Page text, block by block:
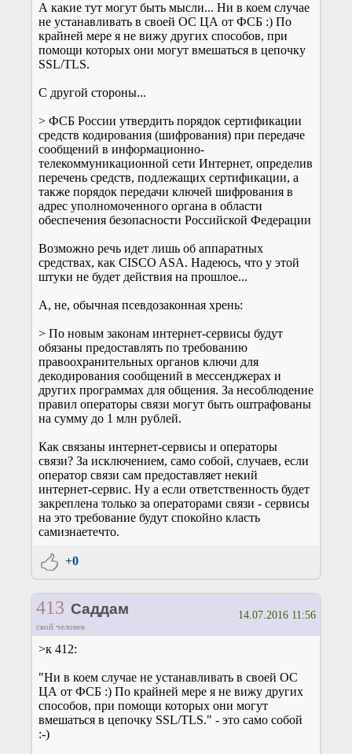
А какие тут могут быть мысли... Ни в коем случае
не устанавливать в своей ОС ЦА от ФСБ :) По
крайней мере я не вижу других способов, при
помощи которых они могут вмешаться в цепочку
SSL/TLS.
С другой стороны...
> ФСБ России утвердить порядок сертификации
средств кодирования (шифрования) при передаче
сообщений в информационно-
телекоммуникационной сети Интернет, определив
перечень средств, подлежащих сертификации, а
также порядок передачи ключей шифрования в
адрес уполномоченного органа в области
обеспечения безопасности Российской Федерации
Возможно речь идет лишь об аппаратных
средствах, как CISCO ASA. Надеюсь, что у этой
штуки не будет действия на прошлое...
А, не, обычная псевдозаконная хрень:
> По новым законам интернет-сервисы будут
обязаны предоставлять по требованию
правоохранительных органов ключи для
декодирования сообщений в мессенджерах и
других программах для общения. За несоблюдение
правил операторы связи могут быть оштрафованы
на сумму до 1 млн рублей.
Как связаны интернет-сервисы и операторы
связи? За исключением, само собой, случаев, если
оператор связи сам предоставляет некий
интернет-сервис. Ну а если ответственность будет
закреплена только за операторами связи - сервисы
на это требование будут спокойно класть
самизнаетечто.
+0
413 Саддам
свой человек
14.07.2016 11:56
>к 412:
"Ни в коем случае не устанавливать в своей ОС
ЦА от ФСБ :) По крайней мере я не вижу других
способов, при помощи которых они могут
вмешаться в цепочку SSL/TLS." - это само собой
:-)